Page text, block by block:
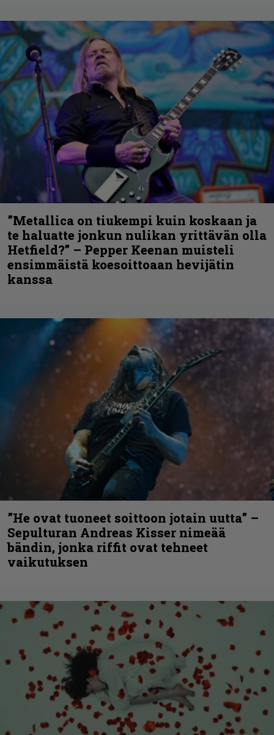
”Metallica on tiukempi kuin koskaan ja
te haluatte jonkun nulikan yrittävän olla
Hetfield?” – Pepper Keenan muisteli
ensimmäistä koesoittoaan hevijätin
kanssa
”He ovat tuoneet soittoon jotain uutta” –
Sepulturan Andreas Kisser nimeää
bändin, jonka riffit ovat tehneet
vaikutuksen